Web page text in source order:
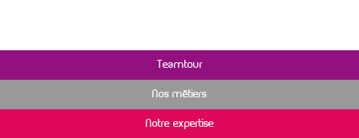
Teamtour
Nos métiers
Notre expertise